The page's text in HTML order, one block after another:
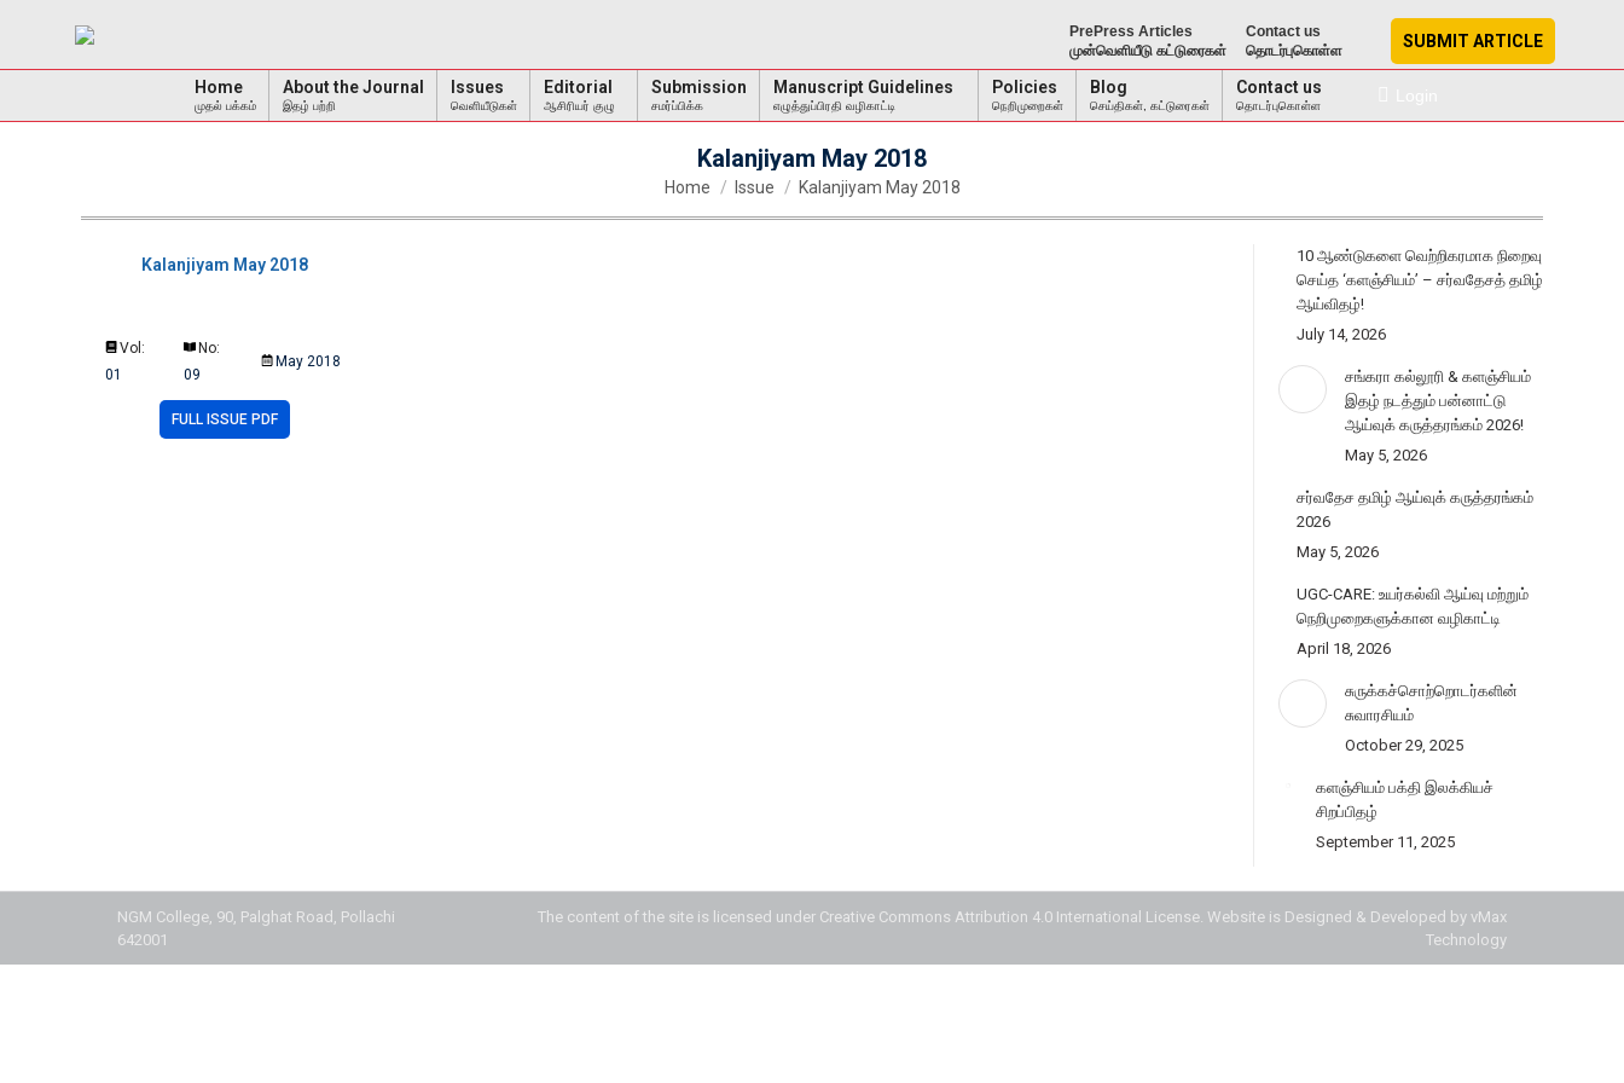
PrePress Articles
முன்வெளியீடு கட்டுரைகள்
Contact us
தொடர்புகொள்ள
SUBMIT ARTICLE
Home
முதல் பக்கம்
About the Journal
இதழ் பற்றி
Issues
வெளியீடுகள்
Editorial
ஆசிரியர் குழு
Submission
சமர்ப்பிக்க
Manuscript Guidelines
எழுத்துப்பிரதி வழிகாட்டி
Policies
நெறிமுறைகள்
Blog
செய்திகள், கட்டுரைகள்
Contact us
தொடர்புகொள்ள
Kalanjiyam May 2018
You are here:
Home Issue Kalanjiyam May 2018
Kalanjiyam May 2018
Vol:
01
No:
09
May 2018
FULL ISSUE PDF
10 ஆண்டுகளை வெற்றிகரமாக நிறைவு
செய்த ‘களஞ்சியம்’ – சர்வதேசத் தமிழ்
ஆய்விதழ்!
July 14, 2026
சங்கரா கல்லூரி & களஞ்சியம்
இதழ் நடத்தும் பன்னாட்டு
ஆய்வுக் கருத்தரங்கம் 2026!
May 5, 2026
சர்வதேச தமிழ் ஆய்வுக் கருத்தரங்கம்
2026
May 5, 2026
UGC-CARE: உயர்கல்வி ஆய்வு மற்றும்
நெறிமுறைகளுக்கான வழிகாட்டி
April 18, 2026
சுருக்கச்சொற்றொடர்களின்
சுவாரசியம்
October 29, 2025
களஞ்சியம் பக்தி இலக்கியச்
சிறப்பிதழ்
September 11, 2025
NGM College, 90, Palghat Road, Pollachi
642001
The content of the site is licensed under Creative Commons Attribution 4.0 International License. Website is Designed & Developed by vMax
Technology